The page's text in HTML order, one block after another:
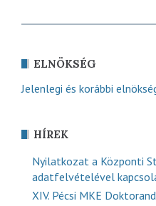
ELNÖKSÉG
Jelenlegi és korábbi
HÍREK
Nyilatkozat a Központi
adatfelvételével
XIV. Pécsi MKE